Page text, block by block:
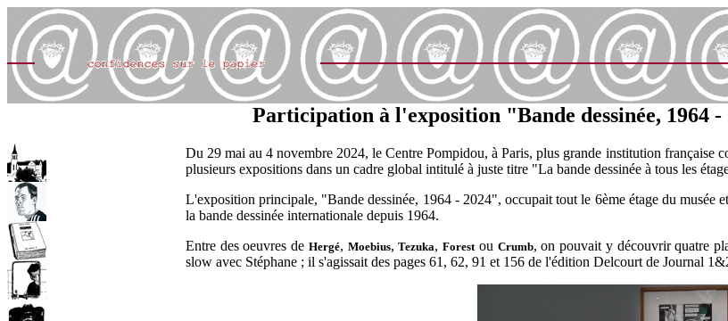
Participation à l'exposition "Bande dessinée, 1964
Du 29 mai au 4 novembre 2024, le Centre Pompidou, à Paris, plus grande institution française
plusieurs expositions dans un cadre global intitulé à juste titre "La bande dessinée à tous les
L'exposition principale, "Bande dessinée, 1964 - 2024", occupait tout le 6ème étage du musée
la bande dessinée internationale depuis 1964.
Entre des oeuvres de Hergé, Moebius,Tezuka,Forest ou Crumb, on pouvait y découvrir quatre
slow avec Stéphane ; il s'agissait des pages 61, 62, 91 et 156 de l'édition Delcourt de Journal